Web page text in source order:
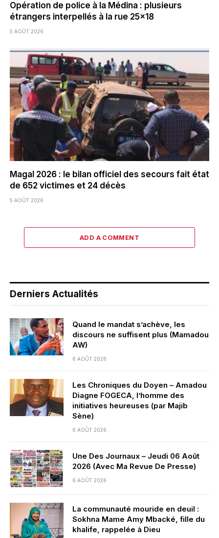
Opération de police à la Médina : plusieurs
étrangers interpellés à la rue 25×18
5 AOÛT 2026
Magal 2026 : le bilan officiel des secours fait état
de 652 victimes et 24 décès
5 AOÛT 2026
ADD A COMMENT
Derniers Actualités
Quand le mandat s’achève, les
discours ne suffisent plus (Mamadou
AW)
6 AOÛT 2026
Les Chroniques du Doyen – Amadou
Diagne FOGECA, l’homme des
initiatives heureuses (par Majib
Sène)
6 AOÛT 2026
Une Des Journaux – Jeudi 06 Août
2026 (Avec Ma Revue De Presse)
6 AOÛT 2026
La communauté mouride en deuil :
Sokhna Mame Amy Mbacké, fille du
khalife, rappelée à Dieu